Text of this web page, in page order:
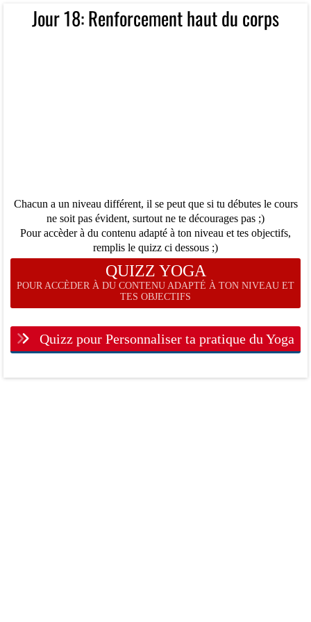
Jour 18: Renforcement haut du corps
Chacun a un niveau différent, il se peut que si tu débutes le cours
ne soit pas évident, surtout ne te décourages pas ;)
Pour accèder à du contenu adapté à ton niveau et tes objectifs,
remplis le quizz ci dessous ;)
QUIZZ YOGA
POUR ACCÈDER À DU CONTENU ADAPTÉ À TON NIVEAU ET
TES OBJECTIFS
Quizz pour Personnaliser ta pratique du Yoga